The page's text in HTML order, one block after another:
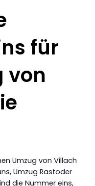
für
von
Umzug von Villach
Umzug Rastoder
die Nummer eins,